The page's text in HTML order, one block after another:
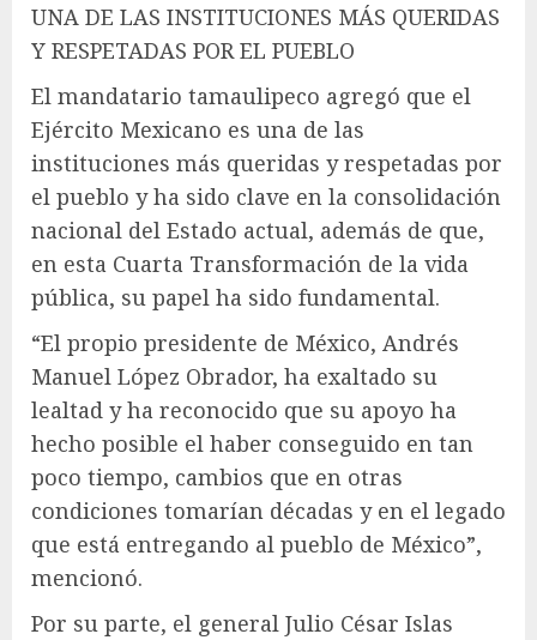
UNA DE LAS INSTITUCIONES MÁS QUERIDAS
Y RESPETADAS POR EL PUEBLO
El mandatario tamaulipeco agregó que el
Ejército Mexicano es una de las
instituciones más queridas y respetadas por
el pueblo y ha sido clave en la consolidación
nacional del Estado actual, además de que,
en esta Cuarta Transformación de la vida
pública, su papel ha sido fundamental.
“El propio presidente de México, Andrés
Manuel López Obrador, ha exaltado su
lealtad y ha reconocido que su apoyo ha
hecho posible el haber conseguido en tan
poco tiempo, cambios que en otras
condiciones tomarían décadas y en el legado
que está entregando al pueblo de México”,
mencionó.
Por su parte, el general Julio César Islas